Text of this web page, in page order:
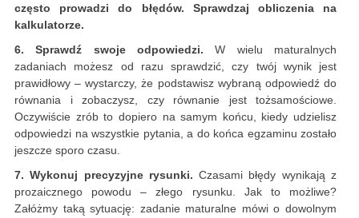
często prowadzi do błędów. Sprawdzaj obliczenia na
kalkulatorze.
6. Sprawdź swoje odpowiedzi. W wielu maturalnych
zadaniach możesz od razu sprawdzić, czy twój wynik jest
prawidłowy – wystarczy, że podstawisz wybraną odpowiedź do
równania i zobaczysz, czy równanie jest tożsamościowe.
Oczywiście zrób to dopiero na samym końcu, kiedy udzielisz
odpowiedzi na wszystkie pytania, a do końca egzaminu zostało
jeszcze sporo czasu.
7. Wykonuj precyzyjne rysunki. Czasami błędy wynikają z
prozaicznego powodu – złego rysunku. Jak to możliwe?
Załóżmy taką sytuację: zadanie maturalne mówi o dowolnym